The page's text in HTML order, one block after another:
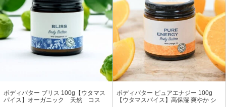
ボディバター ブリス 100g【ウタマス
パイス】オーガニック 天然 コス
ボディバター ピュアエナジー 100g
【ウタマスパイス】高保湿 爽やか シ